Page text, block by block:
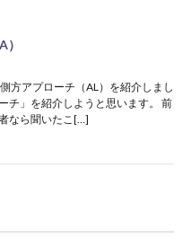
方アプローチ（AL）を紹介しまし
チ」を紹介しようと思います。 前
なら聞いたこ[…]